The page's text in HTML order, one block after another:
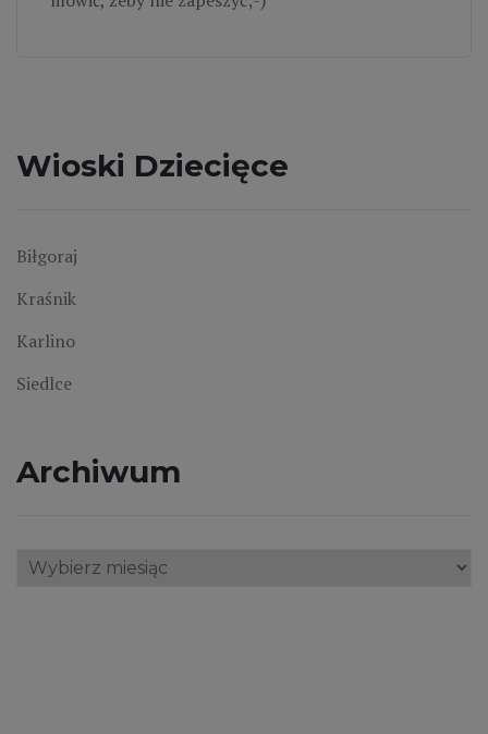
Wioski Dziecięce
Biłgoraj
Kraśnik
Karlino
Siedlce
Archiwum
Archiwum